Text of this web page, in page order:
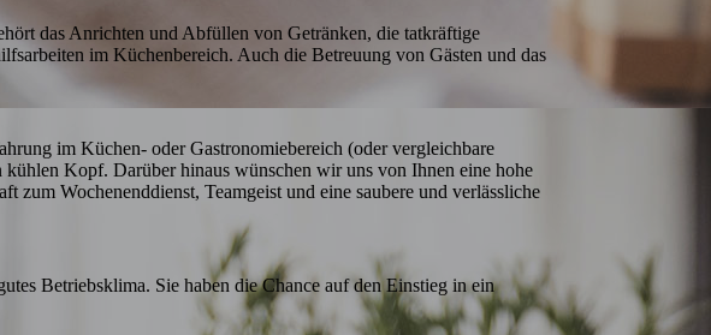
das Anrichten und Abfüllen von Getränken, die tatkräftige
im Küchenbereich. Auch die Betreuung von Gästen und das
im Küchen- oder Gastronomiebereich (oder vergleichbare
Kopf. Darüber hinaus wünschen wir uns von Ihnen eine hohe
Wochenenddienst, Teamgeist und eine saubere und verlässliche
Betriebsklima. Sie haben die Chance auf den Einstieg in ein